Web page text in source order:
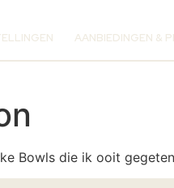
AANBIEDINGEN &
Bowls die ik ooit